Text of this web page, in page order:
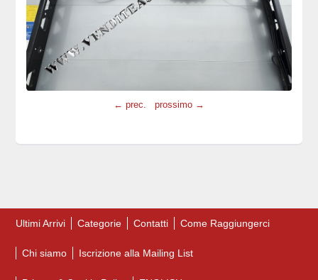
← prec. prossimo →
Ultimi Arrivi Categorie Contatti Come Raggiungerci
Chi siamo Iscrizione alla Mailing List